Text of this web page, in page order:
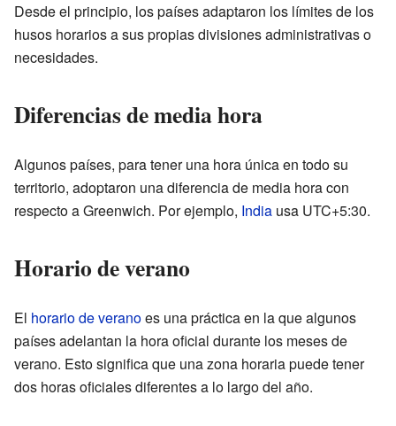
Desde el principio, los países adaptaron los límites de los
husos horarios a sus propias divisiones administrativas o
necesidades.
Diferencias de media hora
Algunos países, para tener una hora única en todo su
territorio, adoptaron una diferencia de media hora con
respecto a Greenwich. Por ejemplo, India usa UTC+5:30.
Horario de verano
El horario de veranoes una práctica en la que algunos
países adelantan la hora oficial durante los meses de
verano. Esto significa que una zona horaria puede tener
dos horas oficiales diferentes a lo largo del año.